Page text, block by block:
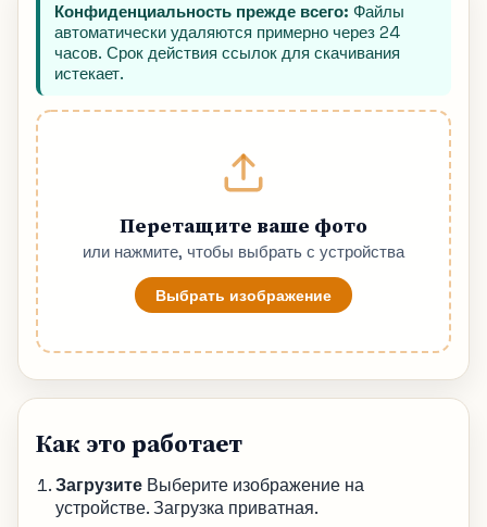
Конфиденциальность прежде всего: Файлы
автоматически удаляются примерно через 24
часов. Срок действия ссылок для скачивания
истекает.
Перетащите ваше фото
или нажмите, чтобы выбрать с устройства
Выбрать изображение
Как это работает
ЗагрузитеВыберите изображение на
устройстве. Загрузка приватная.